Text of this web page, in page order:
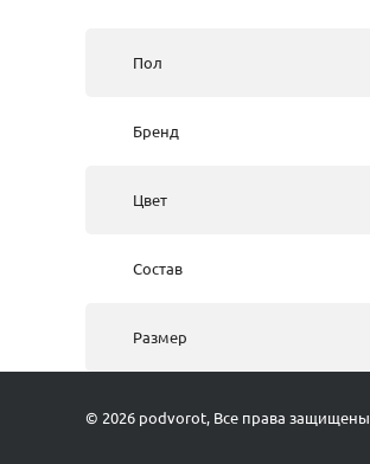
Пол
Бренд
Цвет
Состав
Размер
© 2026 podvorot, Все права защищены